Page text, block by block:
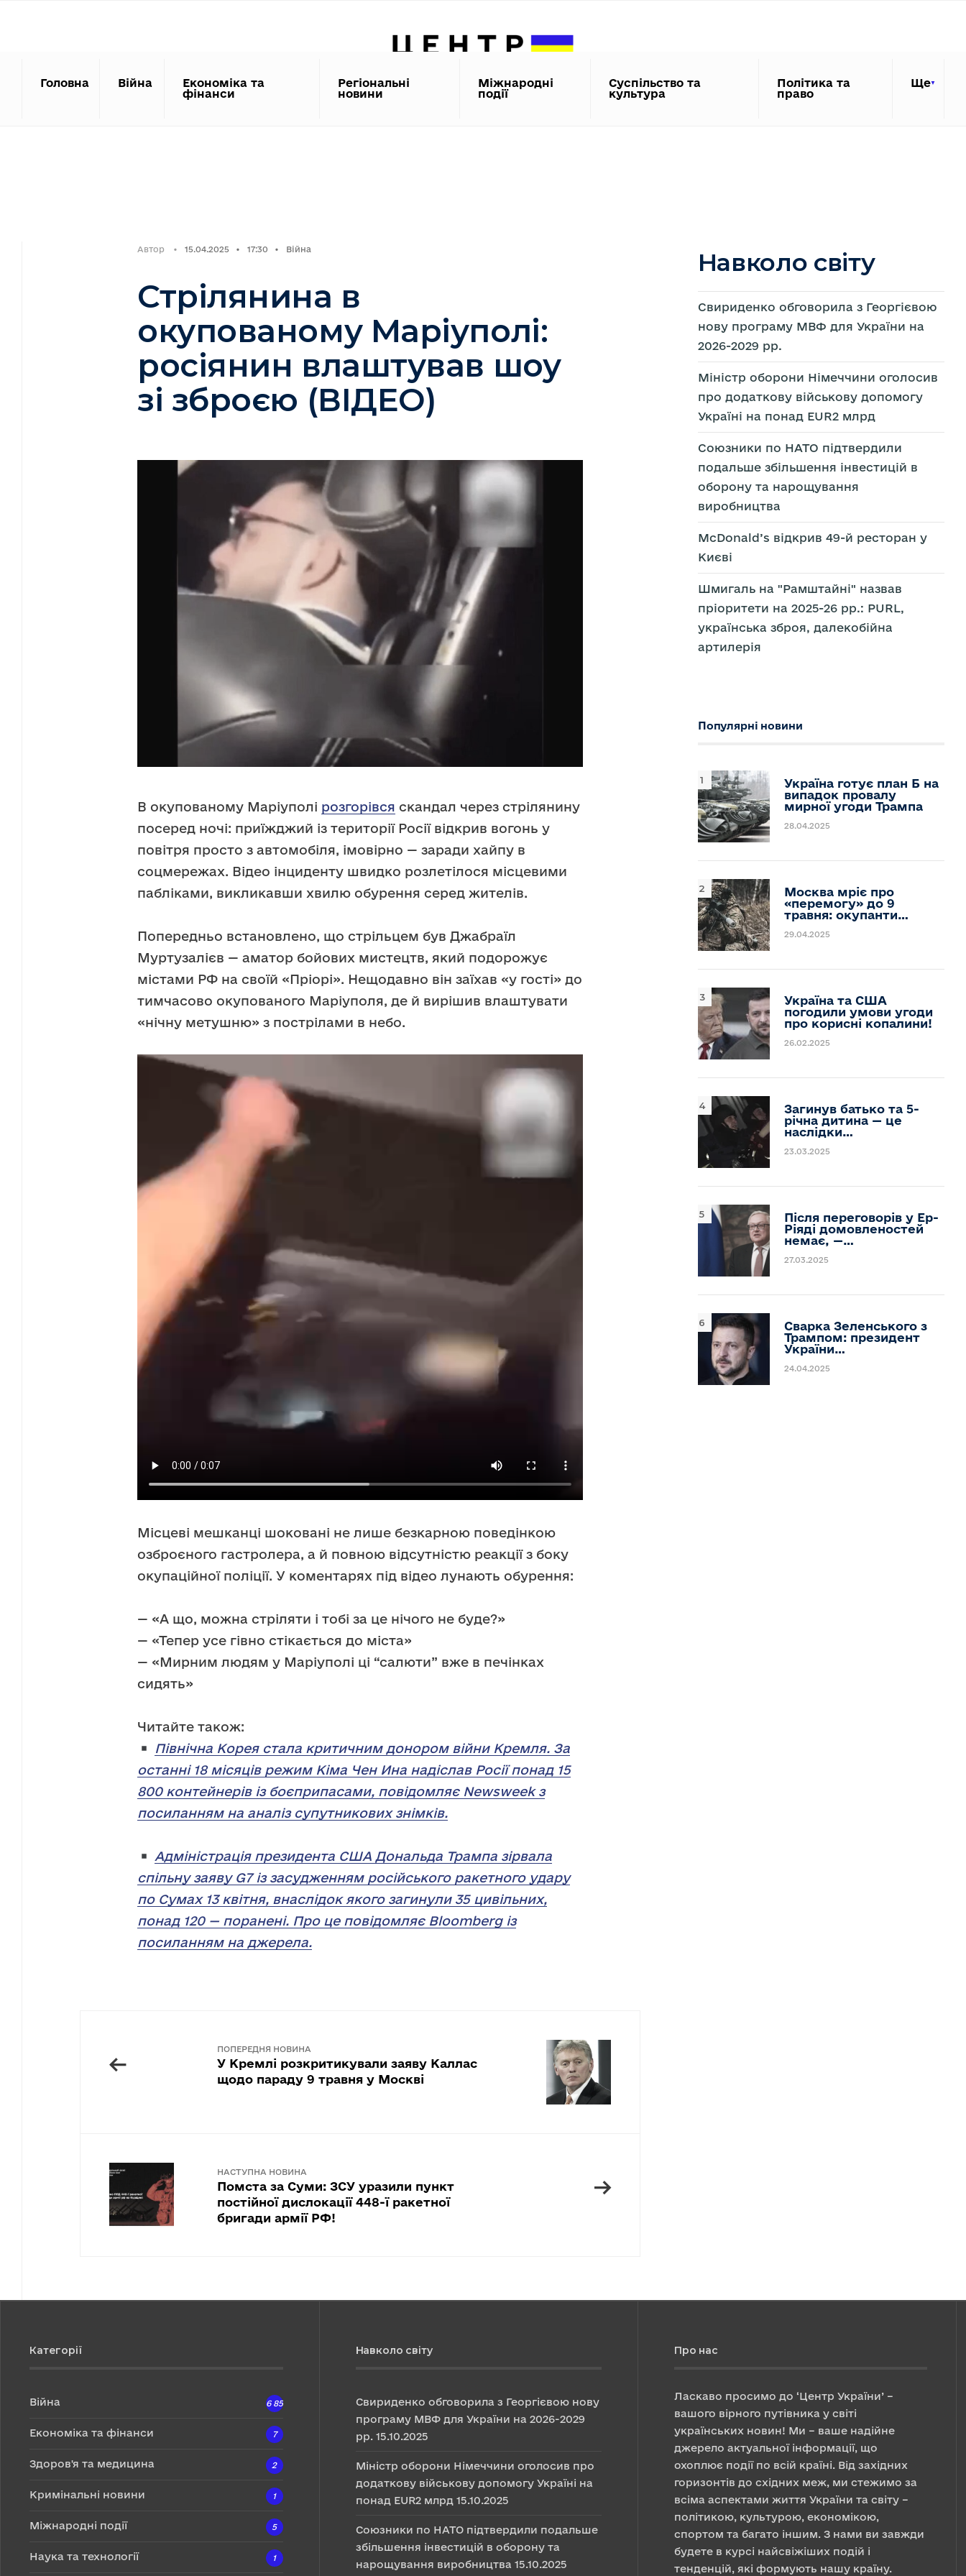
Головна Війна
Економіка та
фінанси
Регіональні
новини
Міжнародні
події
Суспільство та
культура
Політика та
право
Ще
Автор • 15.04.2025 • 17:30 • Війна
Стрілянина в
окупованому Маріуполі:
росіянин влаштував шоу
зі зброєю (ВІДЕО)
В окупованому Маріуполі розгорівся скандал через стрілянину
посеред ночі: приїжджий із території Росії відкрив вогонь у
повітря просто з автомобіля, імовірно — заради хайпу в
соцмережах. Відео інциденту швидко розлетілося місцевими
пабліками, викликавши хвилю обурення серед жителів.
Попередньо встановлено, що стрільцем був Джабраїл
Муртузалієв — аматор бойових мистецтв, який подорожує
містами РФ на своїй «Пріорі». Нещодавно він заїхав «у гості» до
тимчасово окупованого Маріуполя, де й вирішив влаштувати
«нічну метушню» з пострілами в небо.
Місцеві мешканці шоковані не лише безкарною поведінкою
озброєного гастролера, а й повною відсутністю реакції з боку
окупаційної поліції. У коментарях під відео лунають обурення:
— «А що, можна стріляти і тобі за це нічого не буде?»
— «Тепер усе гівно стікається до міста»
— «Мирним людям у Маріуполі ці “салюти” вже в печінках
сидять»
Читайте також:
Північна Корея стала критичним донором війни Кремля. За
останні 18 місяців режим Кіма Чен Ина надіслав Росії понад 15
800 контейнерів із боєприпасами, повідомляє Newsweek з
посиланням на аналіз супутникових знімків.
Адміністрація президента США Дональда Трампа зірвала
спільну заяву G7 із засудженням російського ракетного удару
по Сумах 13 квітня, внаслідок якого загинули 35 цивільних,
понад 120 — поранені. Про це повідомляє Bloomberg із
посиланням на джерела.
←
ПОПЕРЕДНЯ НОВИНА
У Кремлі розкритикували заяву Каллас
щодо параду 9 травня у Москві
→
НАСТУПНА НОВИНА
Помста за Суми: ЗСУ уразили пункт
постійної дислокації 448-ї ракетної
бригади армії РФ!
Навколо світу
Свириденко обговорила з Георгієвою
нову програму МВФ для України на
2026-2029 рр.
Міністр оборони Німеччини оголосив
про додаткову військову допомогу
Україні на понад EUR2 млрд
Союзники по НАТО підтвердили
подальше збільшення інвестицій в
оборону та нарощування
виробництва
McDonald’s відкрив 49-й ресторан у
Києві
Шмигаль на "Рамштайні" назвав
пріоритети на 2025-26 рр.: PURL,
українська зброя, далекобійна
артилерія
Популярні новини
Україна готує план Б на
випадок провалу
мирної угоди Трампа
28.04.2025
Москва мріє про
«перемогу» до 9
травня: окупанти…
29.04.2025
Україна та США
погодили умови угоди
про корисні копалини!
26.02.2025
Загинув батько та 5-
річна дитина — це
наслідки…
23.03.2025
Після переговорів у Ер-
Ріяді домовленостей
немає, —…
27.03.2025
Сварка Зеленського з
Трампом: президент
України…
24.04.2025
Категорії
Війна 6 857
Економіка та фінанси 7
Здоров'я та медицина 2
Кримінальні новини 1
Міжнародні події 5
Наука та технології 1
Навколо світу
Свириденко обговорила з Георгієвою нову
програму МВФ для України на 2026-2029
рр. 15.10.2025
Міністр оборони Німеччини оголосив про
додаткову військову допомогу Україні на
понад EUR2 млрд 15.10.2025
Союзники по НАТО підтвердили подальше
збільшення інвестицій в оборону та
нарощування виробництва 15.10.2025
Про нас
Ласкаво просимо до ‘Центр України’ –
вашого вірного путівника у світі
українських новин! Ми – ваше надійне
джерело актуальної інформації, що
охоплює події по всій країні. Від західних
горизонтів до східних меж, ми стежимо за
всіма аспектами життя України та світу –
політикою, культурою, економікою,
спортом та багато іншим. З нами ви завжди
будете в курсі найсвіжіших подій і
тенденцій, які формують нашу країну.